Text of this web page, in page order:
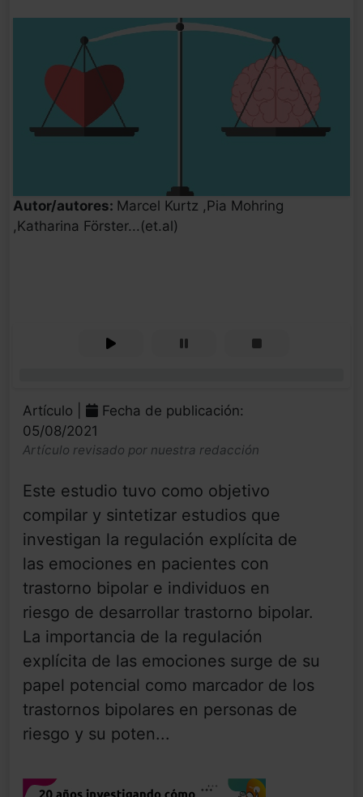
Autor/autores: Marcel Kurtz ,Pia Mohring
,Katharina Förster...(et.al)
Artículo |
Fecha de publicación:
05/08/2021
Artículo revisado por nuestra redacción
Este estudio tuvo como objetivo
compilar y sintetizar estudios que
investigan la regulación explícita de
las emociones en pacientes con
trastorno bipolar e individuos en
riesgo de desarrollar trastorno bipolar.
La importancia de la regulación
explícita de las emociones surge de su
papel potencial como marcador de los
trastornos bipolares en personas de
riesgo y su poten...